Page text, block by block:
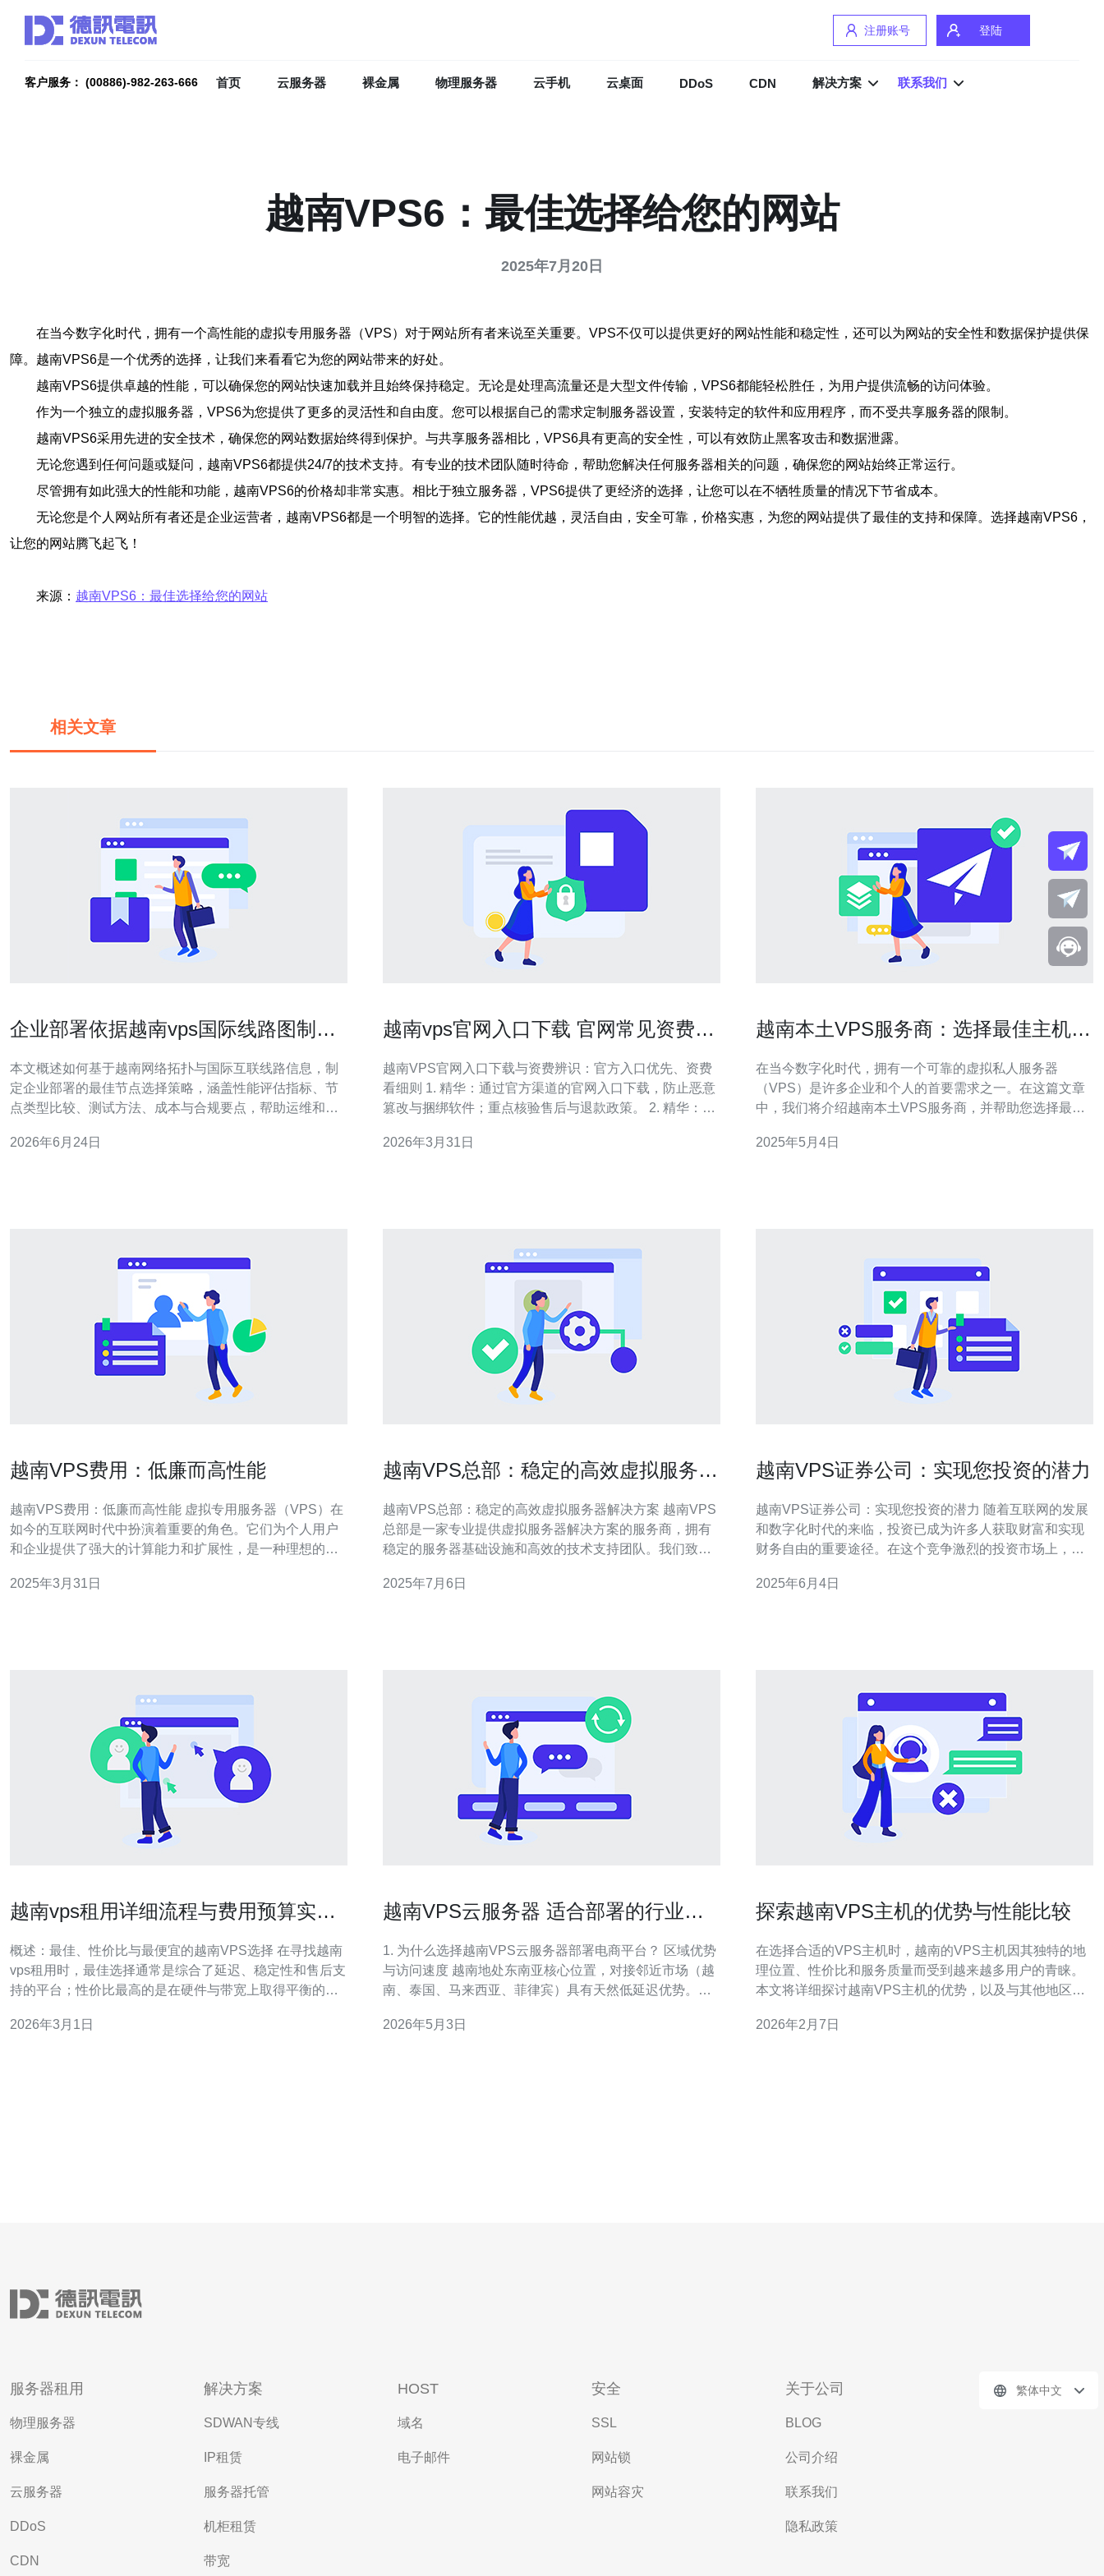
注册账号 登陆
客户服务： (00886)-982-263-666 首页 云服务器 裸金属 物理服务器 云手机 云桌面 DDoS CDN 解决方案 联系我们
越南VPS6：最佳选择给您的网站
2025年7月20日
在当今数字化时代，拥有一个高性能的虚拟专用服务器（VPS）对于网站所有者来说至关重要。VPS不仅可以提供更好的网站性能和稳定性，还可以为网站的安全性和数据保护提供保
障。越南VPS6是一个优秀的选择，让我们来看看它为您的网站带来的好处。
越南VPS6提供卓越的性能，可以确保您的网站快速加载并且始终保持稳定。无论是处理高流量还是大型文件传输，VPS6都能轻松胜任，为用户提供流畅的访问体验。
作为一个独立的虚拟服务器，VPS6为您提供了更多的灵活性和自由度。您可以根据自己的需求定制服务器设置，安装特定的软件和应用程序，而不受共享服务器的限制。
越南VPS6采用先进的安全技术，确保您的网站数据始终得到保护。与共享服务器相比，VPS6具有更高的安全性，可以有效防止黑客攻击和数据泄露。
无论您遇到任何问题或疑问，越南VPS6都提供24/7的技术支持。有专业的技术团队随时待命，帮助您解决任何服务器相关的问题，确保您的网站始终正常运行。
尽管拥有如此强大的性能和功能，越南VPS6的价格却非常实惠。相比于独立服务器，VPS6提供了更经济的选择，让您可以在不牺牲质量的情况下节省成本。
无论您是个人网站所有者还是企业运营者，越南VPS6都是一个明智的选择。它的性能优越，灵活自由，安全可靠，价格实惠，为您的网站提供了最佳的支持和保障。选择越南VPS6，
让您的网站腾飞起飞！
来源： 越南VPS6：最佳选择给您的网站
相关文章
企业部署依据越南vps国际线路图制定
本文概述如何基于越南网络拓扑与国际互联线路信息，制
定企业部署的最佳节点选择策略，涵盖性能评估指标、节
点类型比较、测试方法、成本与合规要点，帮助运维和架
益。 为什么要参考越南vps国际线路图来做节点选择？ 参
2026年6月24日
越南vps官网入口下载 官网常见资费说
越南VPS官网入口下载与资费辨识：官方入口优先、资费
看细则 1. 精华：通过官方渠道的官网入口下载，防止恶意
篡改与捆绑软件；重点核验售后与退款政策。 2. 精华：读
接，别只看月付价格。 3. 精华：辨别优惠活动要看是否有
2026年3月31日
越南本土VPS服务商：选择最佳主机供
在当今数字化时代，拥有一个可靠的虚拟私人服务器
（VPS）是许多企业和个人的首要需求之一。在这篇文章
中，我们将介绍越南本土VPS服务商，并帮助您选择最佳
VPS服务商有以下几个优势： 降低延迟：由于服务器位于
2025年5月4日
越南VPS费用：低廉而高性能
越南VPS费用：低廉而高性能 虚拟专用服务器（VPS）在
如今的互联网时代中扮演着重要的角色。它们为个人用户
和企业提供了强大的计算能力和扩展性，是一种理想的托
也变得越来越受欢迎。本文将重点介绍越南VPS的费用和
2025年3月31日
越南VPS总部：稳定的高效虚拟服务器
越南VPS总部：稳定的高效虚拟服务器解决方案 越南VPS
总部是一家专业提供虚拟服务器解决方案的服务商，拥有
稳定的服务器基础设施和高效的技术支持团队。我们致力
VPS总部拥有先进的服务器设备和高速网络，确保用户的
2025年7月6日
越南VPS证券公司：实现您投资的潜力
越南VPS证券公司：实现您投资的潜力 随着互联网的发展
和数字化时代的来临，投资已成为许多人获取财富和实现
财务自由的重要途径。在这个竞争激烈的投资市场上，选
VPS证券公司就是您值得信赖的合作伙伴，帮助您实现投
2025年6月4日
越南vps租用详细流程与费用预算实用
概述：最佳、性价比与最便宜的越南VPS选择 在寻找越南
vps租用时，最佳选择通常是综合了延迟、稳定性和售后支
持的平台；性价比最高的是在硬件与带宽上取得平衡的中
与网络质量上有明显妥协。本文将从配置、供应商选择、
2026年3月1日
越南VPS云服务器 适合部署的行业场
1. 为什么选择越南VPS云服务器部署电商平台？ 区域优势
与访问速度 越南地处东南亚核心位置，对接邻近市场（越
南、泰国、马来西亚、菲律宾）具有天然低延迟优势。使
升页面加载速度，从而降低跳失率、提高转化率。 成本与
2026年5月3日
探索越南VPS主机的优势与性能比较
在选择合适的VPS主机时，越南的VPS主机因其独特的地
理位置、性价比和服务质量而受到越来越多用户的青睐。
本文将详细探讨越南VPS主机的优势，以及与其他地区
主机有哪些优势？ 越南VPS主机的优势主要体现在以下几
2026年2月7日
服务器租用
物理服务器
裸金属
云服务器
DDoS
CDN
解决方案
SDWAN专线
IP租赁
服务器托管
机柜租赁
带宽
HOST
域名
电子邮件
安全
SSL
网站锁
网站容灾
关于公司
BLOG
公司介绍
联系我们
隐私政策
繁体中文